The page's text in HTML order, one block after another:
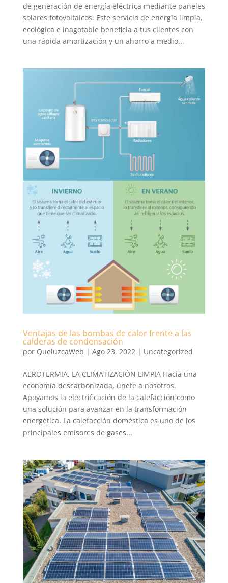
de generación de energía eléctrica mediante paneles
solares fotovoltaicos. Este servicio de energía limpia,
ecológica e inagotable beneficia a tus clientes con
una rápida amortización y un ahorro a medio...
Ventajas de las bombas de calor frente a las
calderas de condensación
por QueluzcaWeb | Ago 23, 2022 | Uncategorized
AEROTERMIA, LA CLIMATIZACIÓN LIMPIA Hacia una
economía descarbonizada, únete a nosotros.
Apoyamos la electrificación de la calefacción como
una solución para avanzar en la transformación
energética. La calefacción doméstica es uno de los
principales emisores de gases...